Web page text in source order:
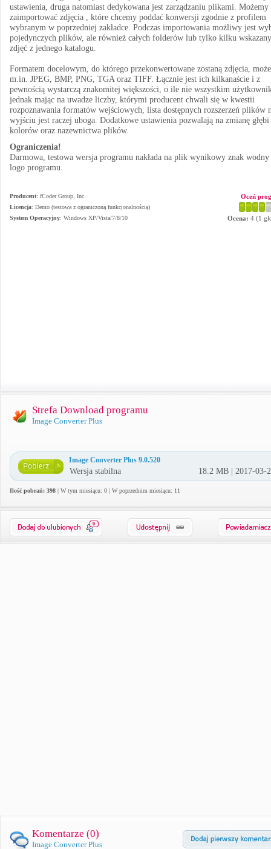
ustawienia, druga natomiast dedykowana jest zarządzaniu plikami. Możemy
zaimportować zdjęcia , które chcemy poddać konwersji zgodnie z profilem
wybranym w poprzedniej zakładce. Podczas importowania możliwy jest
pojedynczych plików, ale również całych folderów lub tylko kilku
zdjęć z jednego katalogu.
Formatem docelowym, do którego przekonwertowane zostaną zdjęcia,
m.in. JPEG, BMP, PNG, TGA oraz TIFF. Łącznie jest ich kilkanaście i z
pewnością wystarczą znakomitej większości, o ile nie wszystkim
jednak mając na uwadze liczby, którymi producent chwali się w kwestii
rozpoznawania formatów wejściowych, lista dostępnych rozszerzeń plików
wyjściu jest raczej uboga. Dodatkowe ustawienia pozwalają na zmianę głębi
kolorów oraz nazewnictwa plików.
Ograniczenia!
Darmowa, testowa wersja programu nakłada na plik wynikowy znak wodny
logo programu.
Producent: fCoder Group, Inc.
Licencja: Demo (testowa z ograniczoną funkcjonalnością)
System Operacyjny: Windows XP/Vista/7/8/10
Oceń
Ocena: 4 (1
Strefa Download programu
Image Converter Plus
Image Converter Plus 9.0.520
Wersja stabilna 18.2 MB | 2017-03-
Ilość pobrań: 398 | W tym miesiącu: 0 | W poprzednim miesiącu: 11
0
Komentarze (0)
Image Converter Plus